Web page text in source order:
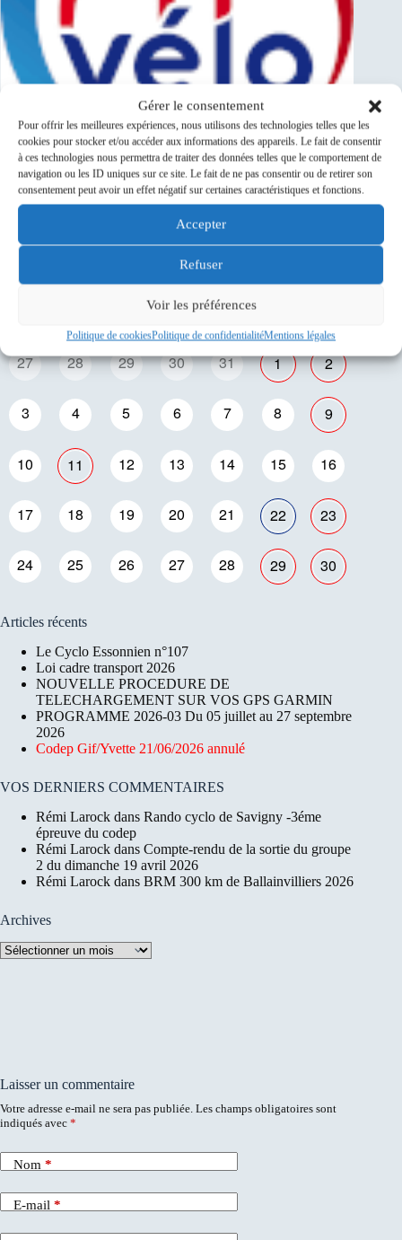
Gérer le consentement
Pour offrir les meilleures expériences, nous utilisons des technologies telles que les
cookies pour stocker et/ou accéder aux informations des appareils. Le fait de consentir
à ces technologies nous permettra de traiter des données telles que le comportement de
navigation ou les ID uniques sur ce site. Le fait de ne pas consentir ou de retirer son
consentement peut avoir un effet négatif sur certaines caractéristiques et fonctions.
Accepter
Refuser
Voir les préférences
Politique de cookiesPolitique de confidentialitéMentions légales
Événements à venir
27 28 29 30 31 1 2
3 4 5 6 7 8 9
10 11 12 13 14 15 16
17 18 19 20 21 22 23
24 25 26 27 28 29 30
Articles récents
Le Cyclo Essonnien n°107
Loi cadre transport 2026
NOUVELLE PROCEDURE DE
TELECHARGEMENT SUR VOS GPS GARMIN
PROGRAMME 2026-03 Du 05 juillet au 27 septembre
2026
Codep Gif/Yvette 21/06/2026 annulé
VOS DERNIERS COMMENTAIRES
Rémi Larock dans Rando cyclo de Savigny -3éme
épreuve du codep
Rémi Larock dans Compte-rendu de la sortie du groupe
2 du dimanche 19 avril 2026
Rémi Larock dans BRM 300 km de Ballainvilliers 2026
Archives
Archives
Laisser un commentaire
Votre adresse e-mail ne sera pas publiée. Les champs obligatoires sont
indiqués avec *
Nom *
E-mail *